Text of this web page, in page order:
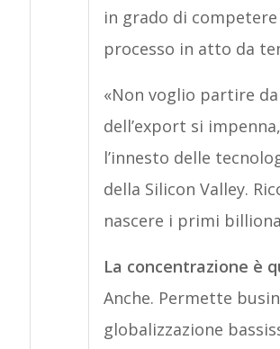
in grado di
processo in atto da
«Non voglio partire
dell’export si
l’innesto delle
della Silicon Valley.
nascere i primi
La concentrazione è
Anche. Permette
globalizzazione